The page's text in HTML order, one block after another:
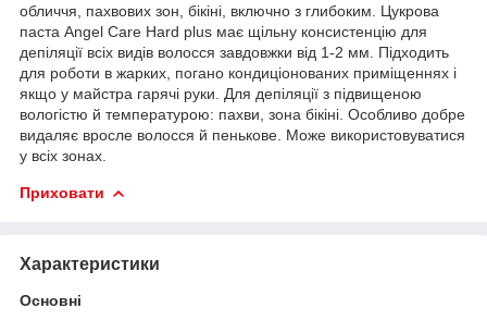
обличчя, пахвових зон, бікіні, включно з глибоким. Цукрова
паста Angel Care Hard plus має щільну консистенцію для
депіляції всіх видів волосся завдовжки від 1-2 мм. Підходить
для роботи в жарких, погано кондиціонованих приміщеннях і
якщо у майстра гарячі руки. Для депіляції з підвищеною
вологістю й температурою: пахви, зона бікіні. Особливо добре
видаляє вросле волосся й пенькове. Може використовуватися
у всіх зонах.
Приховати
Характеристики
Основні